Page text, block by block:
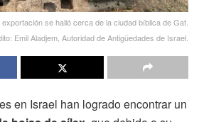
se halló cerca de la ciudad bíblica de Gat.
Emil Aladjem, Autoridad de Antigüedades de Israel.
en Israel han logrado encontrar un